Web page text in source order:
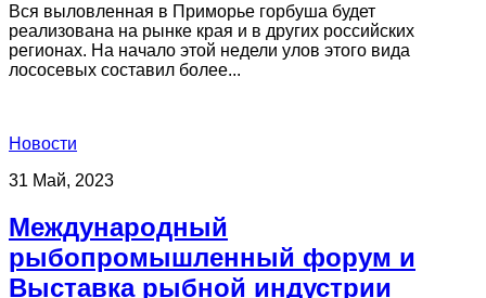
Вся выловленная в Приморье горбуша будет
реализована на рынке края и в других российских
регионах. На начало этой недели улов этого вида
лососевых составил более...
Новости
31 Май, 2023
Международный
рыбопромышленный форум и
Выставка рыбной индустрии